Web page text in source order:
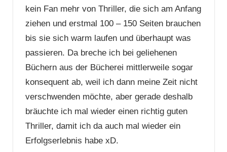
kein Fan mehr von Thriller, die sich am Anfang
ziehen und erstmal 100 – 150 Seiten brauchen
bis sie sich warm laufen und überhaupt was
passieren. Da breche ich bei geliehenen
Büchern aus der Bücherei mittlerweile sogar
konsequent ab, weil ich dann meine Zeit nicht
verschwenden möchte, aber gerade deshalb
bräuchte ich mal wieder einen richtig guten
Thriller, damit ich da auch mal wieder ein
Erfolgserlebnis habe xD.